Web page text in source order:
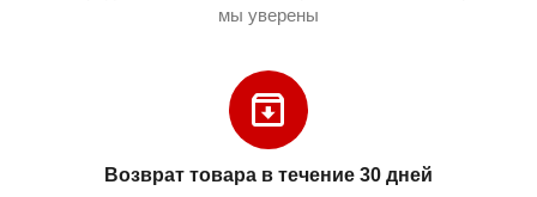
мы уверены
Возврат товара в течение 30 дней